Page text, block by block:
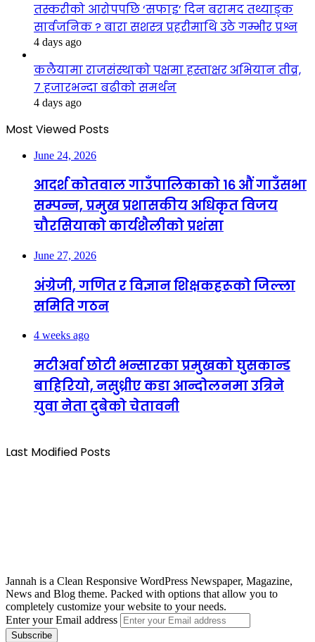
तस्करीको आरोपपछि ‘सफाइ’ दिन बरामद तथ्याङ्क
सार्वजनिक ? बारा सशस्त्र प्रहरीमाथि उठे गम्भीर प्रश्न
4 days ago
कलैयामा राजसंस्थाको पक्षमा हस्ताक्षर अभियान तीव्र,
७ हजारभन्दा बढीको समर्थन
4 days ago
Most Viewed Posts
June 24, 2026
आदर्श कोतवाल गाउँपालिकाको १६ औं गाउँसभा
सम्पन्न, प्रमुख प्रशासकीय अधिकृत विजय
चौरसियाको कार्यशैलीको प्रशंसा
June 27, 2026
अंग्रेजी, गणित र विज्ञान शिक्षकहरूको जिल्ला
समिति गठन
4 weeks ago
मटीअर्वा छोटी भन्सारका प्रमुखको घुसकान्ड
बाहिरियो, नसुध्रीए कडा आन्दोलनमा उत्रिने
युवा नेता दुबेको चेतावनी
Last Modified Posts
Jannah is a Clean Responsive WordPress Newspaper, Magazine,
News and Blog theme. Packed with options that allow you to
completely customize your website to your needs.
Enter your Email address